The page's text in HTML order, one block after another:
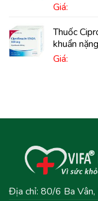
Giá:
Thuốc
khuẩn
Giá:
Địa chỉ: 80/6 Ba Vân,